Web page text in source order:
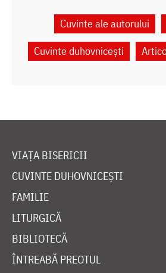
Cuvinte ale autorului
Cuvinte duhovnicești
VIAȚA BISERICII
CUVINTE DUHOVNICEȘTI
FAMILIE
LITURGICĂ
BIBLIOTECĂ
ÎNTREABĂ PREOTUL